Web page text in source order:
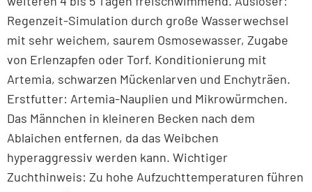
Regenzeit-Simulation durch große Wasserwechsel
mit sehr weichem, saurem Osmosewasser, Zugabe
von Erlenzapfen oder Torf. Konditionierung mit
Artemia, schwarzen Mückenlarven und Enchyträen.
Erstfutter: Artemia-Nauplien und Mikrowürmchen.
Das Männchen in kleineren Becken nach dem
Ablaichen entfernen, da das Weibchen
hyperaggressiv werden kann. Wichtiger
Zuchthinweis: Zu hohe Aufzuchttemperaturen führen